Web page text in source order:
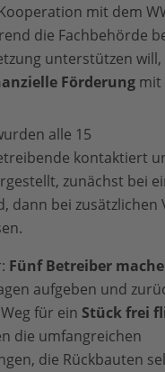
mit dem
die Fachbehörde
unterstützen
Förderung mit
alle 15
kontaktiert
zunächst bei
dann bei zusätzlichen
Fünf Betreiber
aufgeben und
für ein Stück frei
die umfangreichen
die Rückbauten